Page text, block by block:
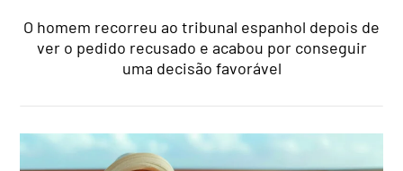
O homem recorreu ao tribunal espanhol depois de
ver o pedido recusado e acabou por conseguir
uma decisão favorável